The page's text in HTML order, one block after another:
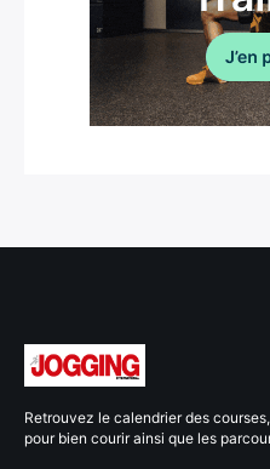
Retrouvez le calendrier des
pour bien courir ainsi que les